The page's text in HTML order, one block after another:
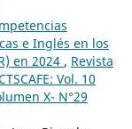
e Inglés en los
en 2024 , Revista
Vol. 10
X- N°29